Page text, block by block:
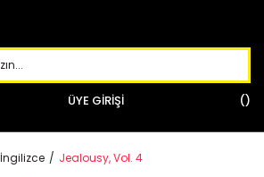
ÜYE GİRİŞİ
İngilizce Jealousy, Vol. 4